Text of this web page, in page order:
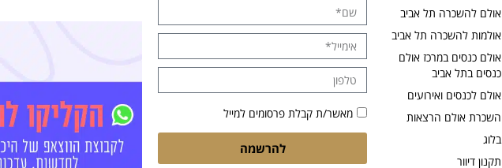
אולם להשכרה תל אביב
אולמות להשכרה תל אביב
אולם כנסים במרכז אולם
כנסים בתל אביב
אולם לכנסים ואירועים
השכרת אולם הרצאות
בלוג
תקנון דיוור
מאשר/ת קבלת פרסומים למייל
להרשמה